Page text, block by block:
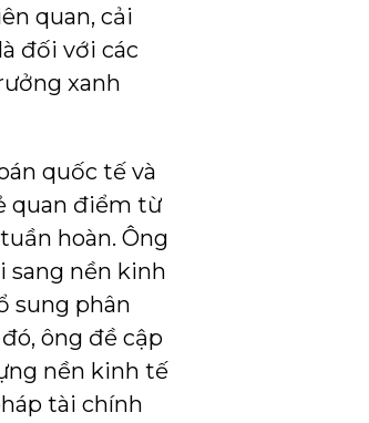
quan, cải
đối với các
xanh
quốc tế và
quan điểm từ
hoàn. Ông
sang nền kinh
sung phân
ông đề cập
nền kinh tế
tài chính